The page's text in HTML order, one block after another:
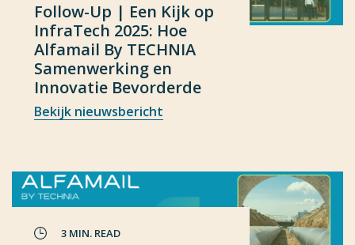
Follow-Up | Een Kijk op
InfraTech 2025: Hoe
Alfamail By TECHNIA
Samenwerking en
Innovatie Bevorderde
Bekijk nieuwsbericht
3 MIN. READ